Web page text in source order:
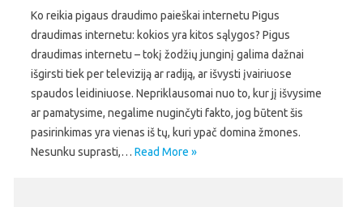
Ko reikia pigaus draudimo paieškai internetu Pigus
draudimas internetu: kokios yra kitos sąlygos? Pigus
draudimas internetu – tokį žodžių junginį galima dažnai
išgirsti tiek per televiziją ar radiją, ar išvysti įvairiuose
spaudos leidiniuose. Nepriklausomai nuo to, kur jį išvysime
ar pamatysime, negalime nuginčyti fakto, jog būtent šis
pasirinkimas yra vienas iš tų, kuri ypač domina žmones.
Nesunku suprasti,… Read More »